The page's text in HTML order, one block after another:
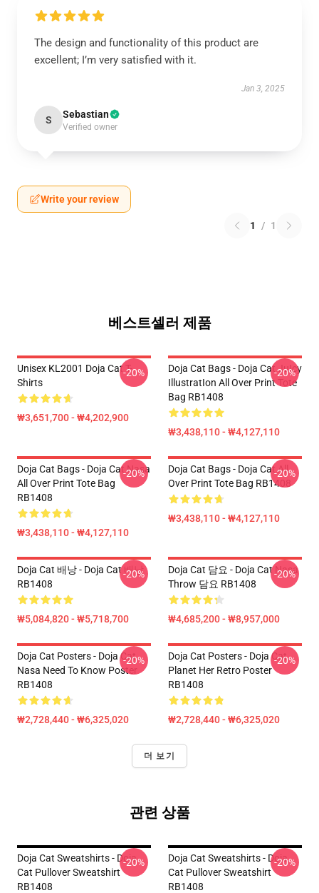
The design and functionality of this product are
excellent; I’m very satisfied with it.
Jan 3, 2025
S Sebastian
Verified owner
Write your review
1 / 1
베스트셀러 제품
Unisex KL2001 Doja Cat T-
Shirts
₩3,651,700 - ₩4,202,900
-20%
Doja Cat Bags - Doja Cat JuIcy
IllustratIon All Over Print Tote
Bag RB1408
₩3,438,110 - ₩4,127,110
-20%
Doja Cat Bags - Doja Cat Nasa
All Over Print Tote Bag
RB1408
₩3,438,110 - ₩4,127,110
-20%
Doja Cat Bags - Doja Cat All
Over Print Tote Bag RB1408
₩3,438,110 - ₩4,127,110
-20%
Doja Cat 배낭 - Doja Cat 배낭
RB1408
₩5,084,820 - ₩5,718,700
-20%
Doja Cat 담요 - Doja Cat Nasa
Throw 담요 RB1408
₩4,685,200 - ₩8,957,000
-20%
Doja Cat Posters - Doja Cat
Nasa Need To Know Poster
RB1408
₩2,728,440 - ₩6,325,020
-20%
Doja Cat Posters - Doja Cat
Planet Her Retro Poster
RB1408
₩2,728,440 - ₩6,325,020
-20%
더 보기
관련 상품
Doja Cat Sweatshirts - Doja
Cat Pullover Sweatshirt
RB1408
-20%
Doja Cat Sweatshirts - Doja
Cat Pullover Sweatshirt
RB1408
-20%